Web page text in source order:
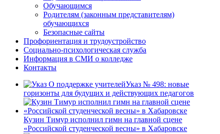
Обучающимся
Родителям (законным представителям)
обучающихся
Безопасные сайты
Профориентация и трудоустройство
Социально-психологическая служба
Информация в СМИ о колледже
Контакты
Указ № 498: новые
горизонты для будущих и действующих педагогов
Кузин Тимур исполнил гимн на главной сцене
«Российской студенческой весны» в Хабаровске